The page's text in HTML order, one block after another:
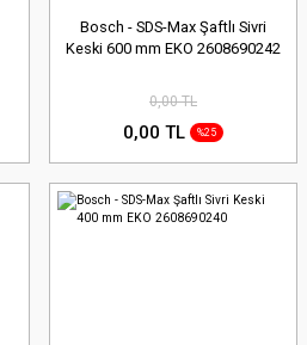
Bosch - SDS-Max Şaftlı Sivri
Keski 600 mm EKO 2608690242
0,00 TL
0,00 TL %25